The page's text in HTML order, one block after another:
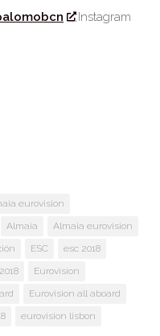
Instagram
eurovision
Almaia
Almaia eurovision
ESC
esc 2018
Eurovision
Eurovision all aboard
eurovision lisbon